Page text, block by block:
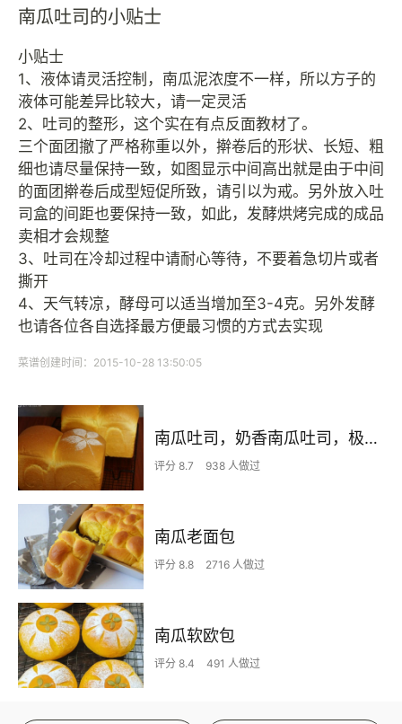
南瓜吐司的小贴士
小贴士
1、液体请灵活控制，南瓜泥浓度不一样，所以方子的
液体可能差异比较大，请一定灵活
2、吐司的整形，这个实在有点反面教材了。
三个面团撤了严格称重以外，擀卷后的形状、长短、粗
细也请尽量保持一致，如图显示中间高出就是由于中间
的面团擀卷后成型短促所致，请引以为戒。另外放入吐
司盒的间距也要保持一致，如此，发酵烘烤完成的成品
卖相才会规整
3、吐司在冷却过程中请耐心等待，不要着急切片或者
撕开
4、天气转凉，酵母可以适当增加至3-4克。另外发酵
也请各位各自选择最方便最习惯的方式去实现
菜谱创建时间：2015-10-28 13:50:05
南瓜吐司，奶香南瓜吐司，极致柔软，直接法
评分 8.7 938 人做过
南瓜老面包
评分 8.8 2716 人做过
南瓜软欧包
评分 8.4 491 人做过